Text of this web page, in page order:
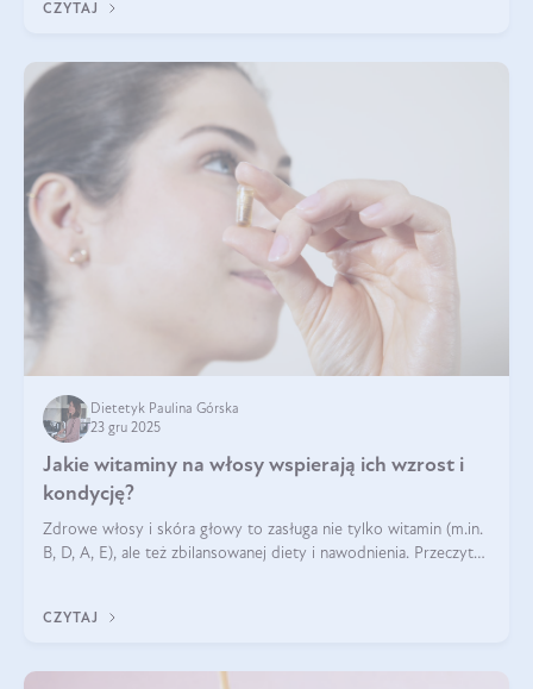
CZYTAJ
Dietetyk Paulina Górska
23 gru 2025
Jakie witaminy na włosy wspierają ich wzrost i
kondycję?
Zdrowe włosy i skóra głowy to zasługa nie tylko witamin (m.in.
B, D, A, E), ale też zbilansowanej diety i nawodnienia. Przeczytaj
CZYTAJ